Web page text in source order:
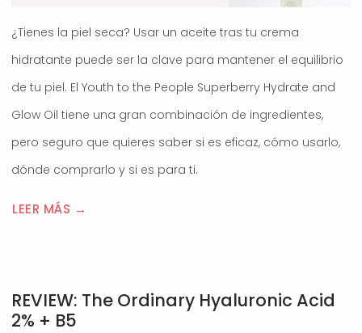
¿Tienes la piel seca? Usar un aceite tras tu crema
hidratante puede ser la clave para mantener el equilibrio
de tu piel. El Youth to the People Superberry Hydrate and
Glow Oil tiene una gran combinación de ingredientes,
pero seguro que quieres saber si es eficaz, cómo usarlo,
dónde comprarlo y si es para ti.
LEER MÁS →
REVIEW: The Ordinary Hyaluronic Acid
2% + B5